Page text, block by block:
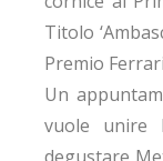
Titolo
Premio Ferrari
Un
vuole unire